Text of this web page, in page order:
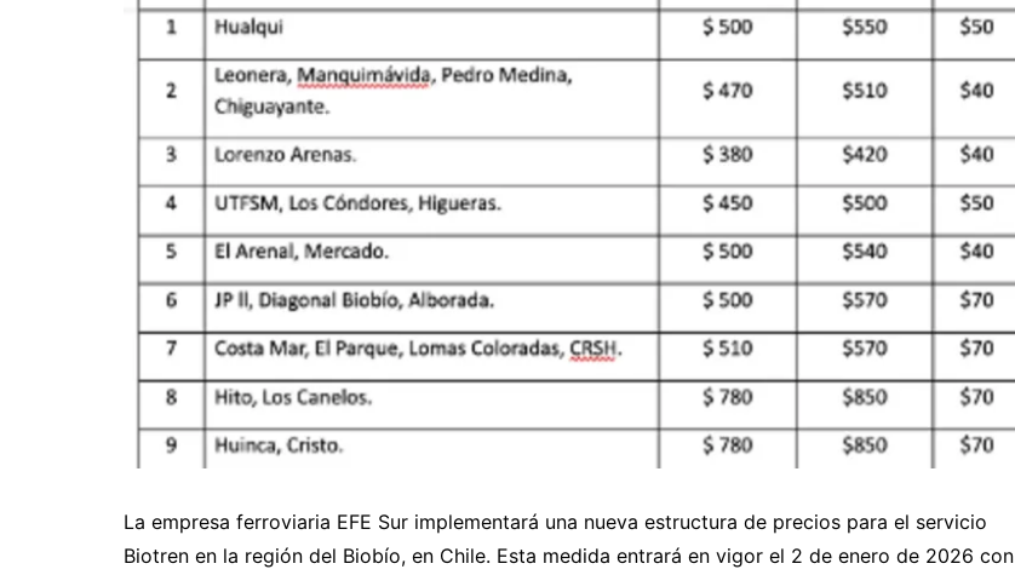
La empresa ferroviaria EFE Sur implementará una nueva estructura de precios para el servicio
Biotren en la región del Biobío, en Chile. Esta medida entrará en vigor el 2 de enero de 2026 con